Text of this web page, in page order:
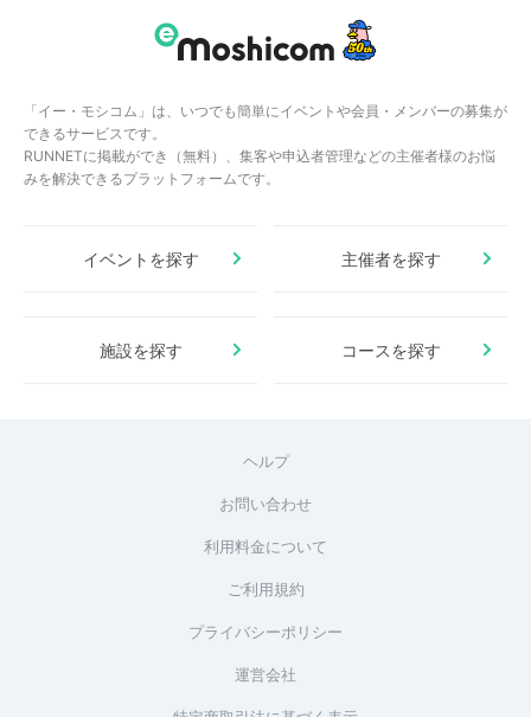
「イー・モシコム」は、いつでも簡単にイベントや会員・メンバーの募集が
できるサービスです。
RUNNETに掲載ができ（無料）、集客や申込者管理などの主催者様のお悩
みを解決できるプラットフォームです。
イベントを探す 主催者を探す
施設を探す コースを探す
ヘルプ
お問い合わせ
利用料金について
ご利用規約
プライバシーポリシー
運営会社